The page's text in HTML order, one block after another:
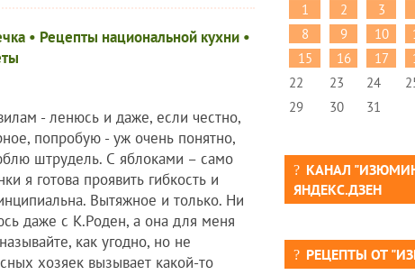
• Рецепты национальной кухни •
- ленюсь и даже, если честно,
попробую - уж очень понятно,
штрудель. С яблоками – само
я готова проявить гибкость и
Вытяжное и только. Ни
даже с К.Роден, а она для меня
как угодно, но не
хозяек вызывает какой-то
1
2 3
8
9 10
15
16 17
22
23 24
29
30 31
КАНАЛ
ЯНДЕКС.ДЗЕН
РЕЦЕПТЫ ОТ